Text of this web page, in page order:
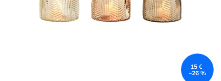
15 €
–26 %